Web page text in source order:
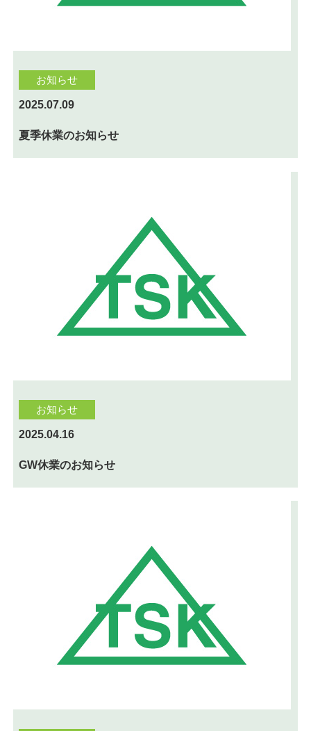
お知らせ
2025.07.09
夏季休業のお知らせ
お知らせ
2025.04.16
GW休業のお知らせ